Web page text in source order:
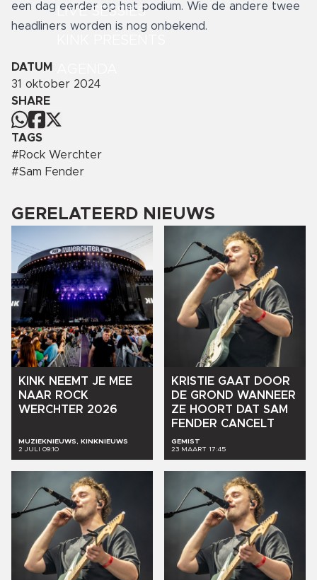
LIVE SESSIES
een dag eerder op het podium. Wie de andere twee
headliners worden is nog onbekend.
DATUM
31 oktober 2024
SHARE
TAGS
#Rock Werchter
#Sam Fender
GERELATEERD NIEUWS
KINK NEEMT JE MEE
NAAR ROCK
WERCHTER 2026
MUZIEKNIEUWS, KINKNIEUWS
2 JULI 09:10
KRISTIE GAAT DOOR
DE GROND WANNEER
ZE HOORT DAT SAM
FENDER CANCELT
GEMIST
23 MAART 17:45